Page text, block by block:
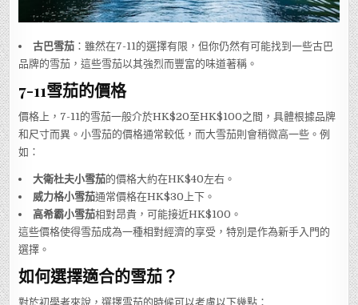
古巴雪茄 ：雖然在7-11的選擇有限，但你仍然有可能找到一些古巴
品牌的雪茄，這些雪茄以其強烈而豐富的味道著稱。
7-11雪茄的價格
價格上，7-11的雪茄一般介於HK$20至HK$100之間，具體根據品牌
和尺寸而異。小雪茄的價格通常較低，而大雪茄則會稍微高一些。例
如：
大衛杜夫小雪茄的價格大約在HK$40左右。
威力格小雪茄通常價格在HK$30上下。
高希霸小雪茄相對昂貴，可能接近HK$100。
這些價格使得雪茄成為一種相對經濟的享受，特別是作為新手入門的
選擇。
如何選擇適合的雪茄？
對於初學者來說，選擇雪茄的時候可以考慮以下幾點：